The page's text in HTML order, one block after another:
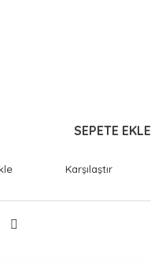
SEPETE EKLE
Karşılaştır